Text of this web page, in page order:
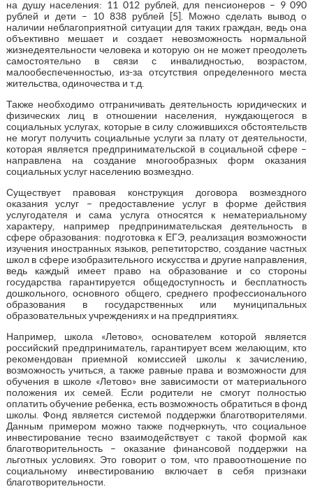
на душу населения: 11 012 рублей, для пенсионеров – 9 090
рублей и дети – 10 838 рублей [5]. Можно сделать вывод о
наличии неблагоприятной ситуации для таких граждан, ведь она
объективно мешает и создает невозможность нормальной
жизнедеятельности человека и которую он не может преодолеть
самостоятельно в связи с инвалидностью, возрастом,
малообеспеченностью, из-за отсутствия определенного места
жительства, одиночества и т.д.
Также необходимо отграничивать деятельность юридических и
физических лиц в отношении населения, нуждающегося в
социальных услугах, которые в силу сложившихся обстоятельств
не могут получить социальные услуги за плату от деятельности,
которая является предпринимательской в социальной сфере –
направлена на создание многообразных форм оказания
социальных услуг населению возмездно.
Существует правовая конструкция договора возмездного
оказания услуг – предоставление услуг в форме действия
услугодателя и сама услуга относятся к нематериальному
характеру, например предпринимательская деятельность в
сфере образования: подготовка к ЕГЭ, реализация возможности
изучения иностранных языков, репетиторство, создание частных
школ в сфере изобразительного искусства и другие направления,
ведь каждый имеет право на образование и со стороны
государства гарантируется общедоступность и бесплатность
дошкольного, основного общего, среднего профессионального
образования в государственных или муниципальных
образовательных учреждениях и на предприятиях.
Например, школа «Летово», основателем которой является
российский предприниматель, гарантирует всем желающим, кто
рекомендован приемной комиссией школы к зачислению,
возможность учиться, а также равные права и возможности для
обучения в школе «Летово» вне зависимости от материального
положения их семей. Если родители не смогут полностью
оплатить обучение ребенка, есть возможность обратиться в фонд
школы. Фонд является системой поддержки благотворителями.
Данным примером можно также подчеркнуть, что социальное
инвестирование тесно взаимодействует с такой формой как
благотворительность – оказание финансовой поддержки на
льготных условиях. Это говорит о том, что правоотношение по
социальному инвестированию включает в себя признаки
благотворительности.